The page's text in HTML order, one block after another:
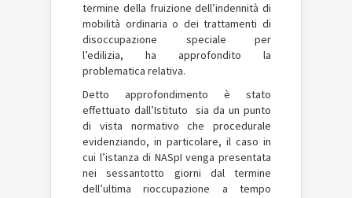
termine della fruizione dell’indennità di
mobilità ordinaria o dei trattamenti di
disoccupazione speciale per
l’edilizia, ha approfondito la
problematica relativa.
Detto approfondimento è stato
effettuato dall’Istituto sia da un punto
di vista normativo che procedurale
evidenziando, in particolare, il caso in
cui l’istanza di NASpI venga presentata
nei sessantotto giorni dal termine
dell’ultima rioccupazione a tempo